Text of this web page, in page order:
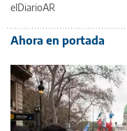
elDiarioAR
Ahora en portada